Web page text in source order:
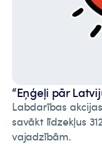
“Eņģeļi pār
Labdarības
savākt līdzekļus
vajadzībām.